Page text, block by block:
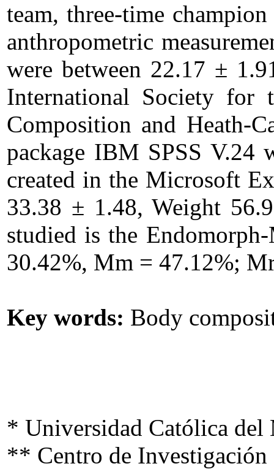
team, three-time
anthropometric
were between 22.17 ±
International Society for
Composition and Heath-
package IBM SPSS V.24
created in the Microsoft
33.38 ± 1.48, Weight
studied is the
30.42%, Mm = 47.12%;
Key words: Body
* Universidad Católica
** Centro de